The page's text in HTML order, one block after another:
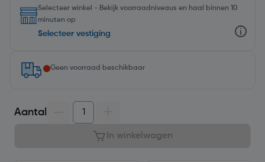
Selecteer winkel - Bekijk voorraadniveaus en haal binnen 10
minuten op
Selecteer vestiging
Geen voorraad beschikbaar
Aantal
In winkelwagen